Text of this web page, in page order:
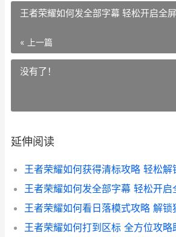
王者荣耀如何发全部字幕 轻松开启全
« 上一篇
没有了！
延伸阅读